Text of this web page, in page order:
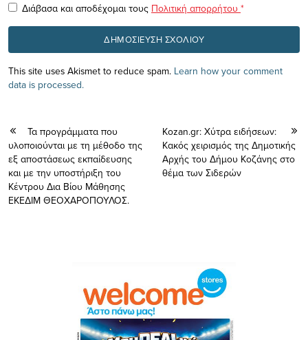
Διάβασα και αποδέχομαι τους Πολιτική απορρήτου *
This site uses Akismet to reduce spam. Learn how your comment
data is processed.
Τα προγράμματα που
υλοποιούνται με τη μέθοδο της
εξ αποστάσεως εκπαίδευσης
και με την υποστήριξη του
Κέντρου Δια Βίου Μάθησης
ΕΚΕΔΙΜ ΘΕΟΧΑΡΟΠΟΥΛΟΣ.
Kozan.gr: Χύτρα ειδήσεων:
Κακός χειρισμός της Δημοτικής
Αρχής του Δήμου Κοζάνης στο
θέμα των Σιδερών